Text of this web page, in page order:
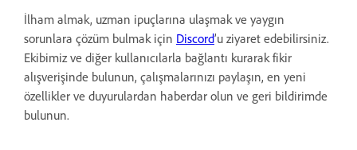
İlham almak, uzman ipuçlarına ulaşmak ve yaygın
sorunlara çözüm bulmak için Discord’u ziyaret edebilirsiniz.
Ekibimiz ve diğer kullanıcılarla bağlantı kurarak fikir
alışverişinde bulunun, çalışmalarınızı paylaşın, en yeni
özellikler ve duyurulardan haberdar olun ve geri bildirimde
bulunun.